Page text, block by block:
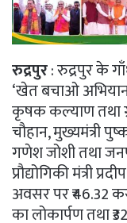
रुद्रपुर: रुद्रपुर के
‘खेत बचाओ
कृषक कल्याण तथा
चौहान, मुख्यमंत्री
गणेश जोशी तथा
प्रौद्योगिकी मंत्री
अवसर पर ₹46.32
का लोकार्पण तथा